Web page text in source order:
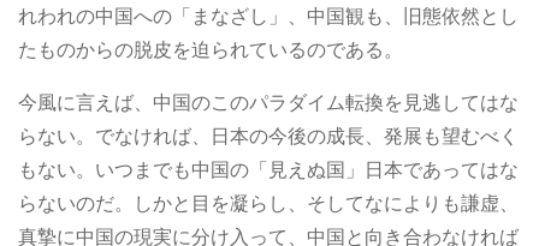
れわれの中国への「まなざし」、中国観も、旧態依然とし
たものからの脱皮を迫られているのである。
今風に言えば、中国のこのパラダイム転換を見逃してはな
らない。でなければ、日本の今後の成長、発展も望むべく
もない。いつまでも中国の「見えぬ国」日本であってはな
らないのだ。しかと目を凝らし、そしてなによりも謙虚、
真摯に中国の現実に分け入って、中国と向き合わなければ